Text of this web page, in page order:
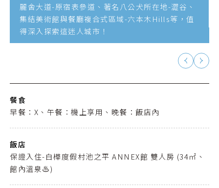
麗舍大道-原宿表參道、著名八公犬所在地-澀谷、
集結美術館與餐廳複合式區域-六本木Hills等，值
得深入探索這迷人城市！
餐食
早餐：X、午餐：機上享用、晚餐：飯店內
飯店
保證入住-白樺度假村池之平 ANNEX館 雙人房 (34㎡、
館內溫泉♨️)